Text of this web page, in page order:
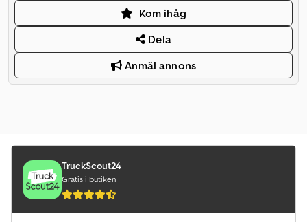
Kom ihåg
Dela
Anmäl annons
TruckScout24
Gratis i butiken